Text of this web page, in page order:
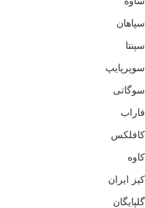
سپاهان
سپنتا
سوپرپایپ
سوگاتی
فاراب
کافلکس
کاوه
کیز ایران
گلپایگان